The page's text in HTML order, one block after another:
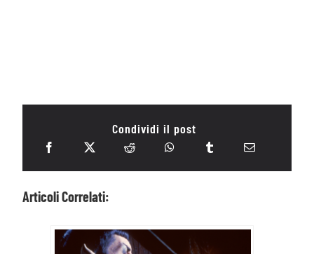
Condividi il post
Articoli Correlati: